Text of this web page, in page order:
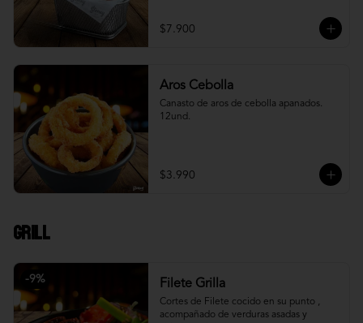
$7.900
Aros Cebolla
Canasto de aros de cebolla apanados.
12und.
$3.990
Grill
-9% Filete Grilla
Cortes de Filete cocido en su punto ,
acompañado de verduras asadas y